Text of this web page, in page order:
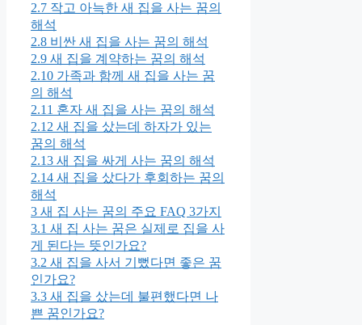
2.7 작고 아늑한 새 집을 사는 꿈의
해석
2.8 비싼 새 집을 사는 꿈의 해석
2.9 새 집을 계약하는 꿈의 해석
2.10 가족과 함께 새 집을 사는 꿈
의 해석
2.11 혼자 새 집을 사는 꿈의 해석
2.12 새 집을 샀는데 하자가 있는
꿈의 해석
2.13 새 집을 싸게 사는 꿈의 해석
2.14 새 집을 샀다가 후회하는 꿈의
해석
3 새 집 사는 꿈의 주요 FAQ 3가지
3.1 새 집 사는 꿈은 실제로 집을 사
게 된다는 뜻인가요?
3.2 새 집을 사서 기뻤다면 좋은 꿈
인가요?
3.3 새 집을 샀는데 불편했다면 나
쁜 꿈인가요?